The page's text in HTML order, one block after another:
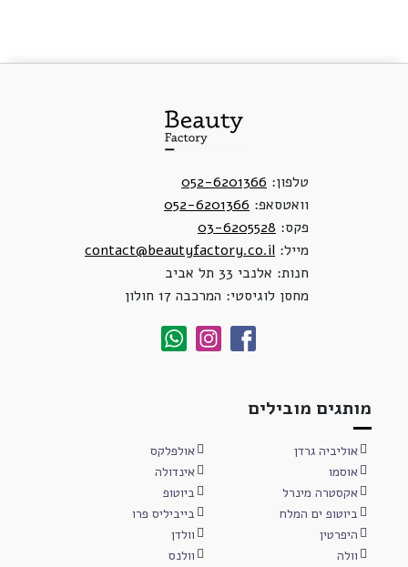
טלפון: 052-6201366
וואטסאפ: 052-6201366
פקס: 03-6205528
מייל: contact@beautyfactory.co.il
חנות: אלנבי 33 תל אביב
מחסן לוגיסטי: המרכבה 17 חולון
מותגים מובילים
אוליביה גרדן
אולפלקס
אוסמו
אינדולה
אקסטרה מינרל
ביוטופ
ביוטופ ים המלח
בייביליס פרו
היפרטין
וולדן
וולה
וולנס